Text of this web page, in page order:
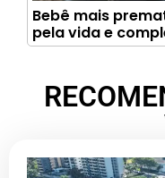
Bebê mais
pela vida e